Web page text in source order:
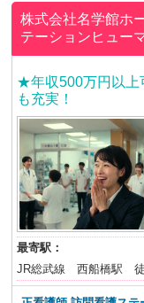
株式会社名学館ホ
テーションヒュー
★年収500万円以
も充実！
最寄駅：
JR総武線 西船橋駅